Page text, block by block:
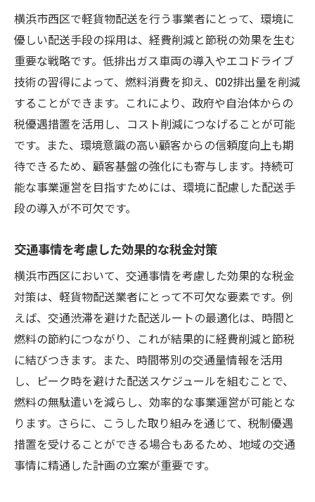
法定控除を最大限活用するための戦略
コスト削減のプロが教える予算管理術
節税のための効果的な経費の配分方法
横浜市西区での軽貨物配送業が最大限に節税を
活かす方法
地域密着型ビジネスが享受する税制優遇
地元金融機関との連携で得る節税効果
地元特性を活かした独自の節税戦略
専門家と連携した税務対策の実践
横浜市西区で軽貨物配送を行う事業者にとって、環境に
優しい配送手段の採用は、経費削減と節税の効果を生む
重要な戦略です。低排出ガス車両の導入やエコドライブ
技術の習得によって、燃料消費を抑え、CO2排出量を削減
することができます。これにより、政府や自治体からの
税優遇措置を活用し、コスト削減につなげることが可能
です。また、環境意識の高い顧客からの信頼度向上も期
待できるため、顧客基盤の強化にも寄与します。持続可
能な事業運営を目指すためには、環境に配慮した配送手
段の導入が不可欠です。
交通事情を考慮した効果的な税金対策
横浜市西区において、交通事情を考慮した効果的な税金
対策は、軽貨物配送業者にとって不可欠な要素です。例
えば、交通渋滞を避けた配送ルートの最適化は、時間と
燃料の節約につながり、これが結果的に経費削減と節税
に結びつきます。また、時間帯別の交通量情報を活用
し、ピーク時を避けた配送スケジュールを組むことで、
燃料の無駄遣いを減らし、効率的な事業運営が可能とな
ります。さらに、こうした取り組みを通じて、税制優遇
措置を受けることができる場合もあるため、地域の交通
事情に精通した計画の立案が重要です。